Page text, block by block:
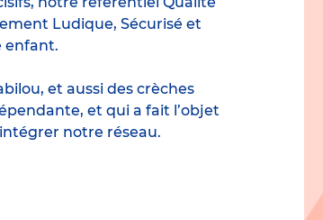
Ludique, Sécurisé et
enfant.
et aussi des crèches
et qui a fait l’objet
notre réseau.